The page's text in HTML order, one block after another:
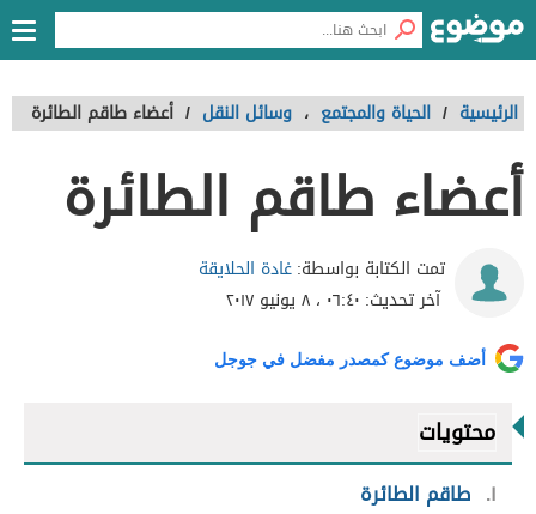
الرئيسية / الحياة والمجتمع ، وسائل النقل / أعضاء طاقم الطائرة
أعضاء طاقم الطائرة
تمت الكتابة بواسطة:غادة الحلايقة
آخر تحديث: ٠٦:٤٠ ، ٨ يونيو ٢٠١٧
أضف موضوع كمصدر مفضل في جوجل
محتويات
١ طاقم الطائرة